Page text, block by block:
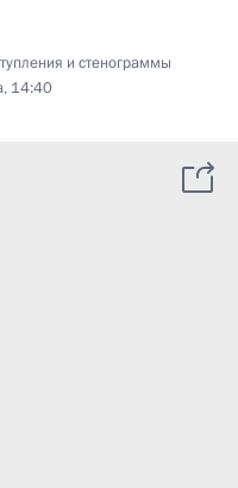
и стенограммы
14:40